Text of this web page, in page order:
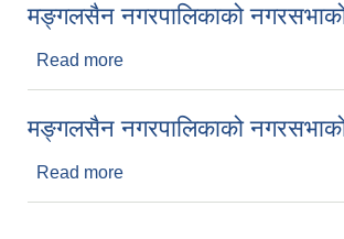
मङ्गलसैन नगरपालिकाको
Read more
मङ्गलसैन नगरपालिकाको
Read more